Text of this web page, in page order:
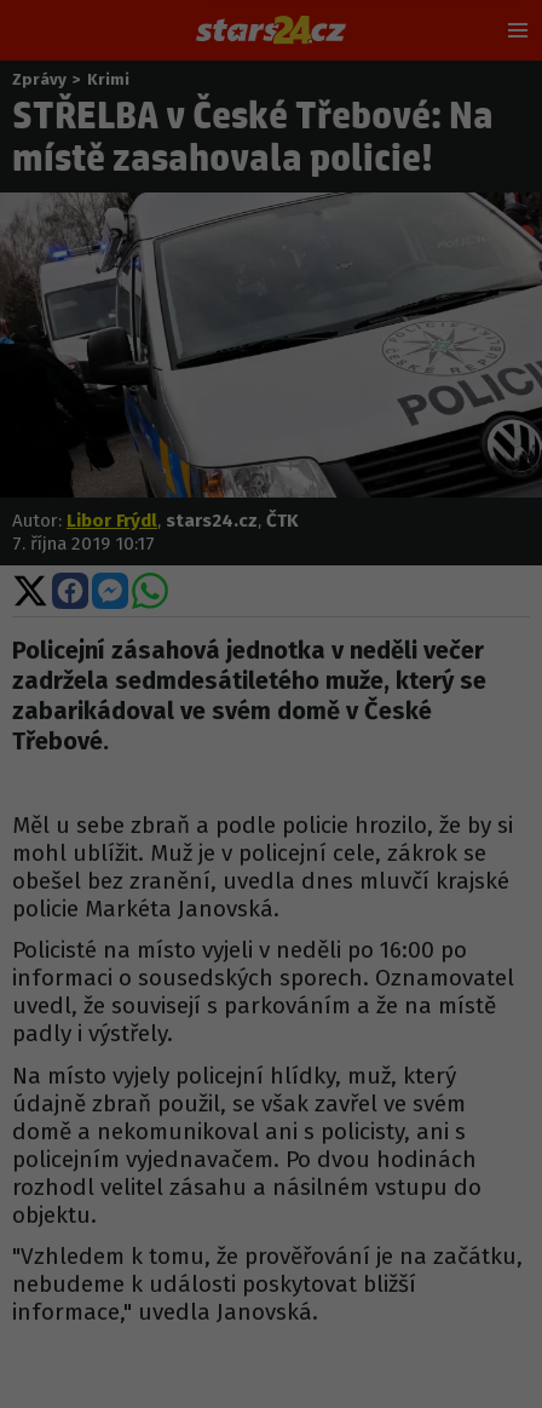
Nacházíte
se
zde:
Zprávy > Krimi
STŘELBA v České Třebové: Na
místě zasahovala policie!
Autor: Libor Frýdl, stars24.cz, ČTK
7. října 2019 10:17
Sdílet
na
X
Sdílet
na
Facebooku
Sdílet
na
Messengeru
Sdílet
WhatsApp
Policejní zásahová jednotka v neděli večer
zadržela sedmdesátiletého muže, který se
zabarikádoval ve svém domě v České
Třebové.
Měl u sebe zbraň a podle policie hrozilo, že by si
mohl ublížit. Muž je v policejní cele, zákrok se
obešel bez zranění, uvedla dnes mluvčí krajské
policie Markéta Janovská.
Policisté na místo vyjeli v neděli po 16:00 po
informaci o sousedských sporech. Oznamovatel
uvedl, že souvisejí s parkováním a že na místě
padly i výstřely.
Na místo vyjely policejní hlídky, muž, který
údajně zbraň použil, se však zavřel ve svém
domě a nekomunikoval ani s policisty, ani s
policejním vyjednavačem. Po dvou hodinách
rozhodl velitel zásahu a násilném vstupu do
objektu.
"Vzhledem k tomu, že prověřování je na začátku,
nebudeme k události poskytovat bližší
informace," uvedla Janovská.